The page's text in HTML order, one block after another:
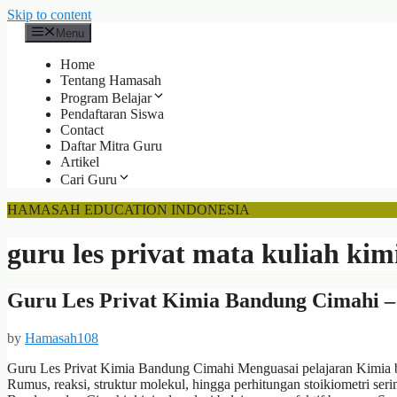
Skip to content
Menu
Home
Tentang Hamasah
Program Belajar
Pendaftaran Siswa
Contact
Daftar Mitra Guru
Artikel
Cari Guru
HAMASAH EDUCATION INDONESIA
guru les privat mata kuliah
Guru Les Privat Kimia Bandung Cimahi
by Hamasah108
Guru Les Privat Kimia Bandung Cimahi Menguasai pelajaran Kimia
Rumus, reaksi, struktur molekul, hingga perhitungan stoikiometri